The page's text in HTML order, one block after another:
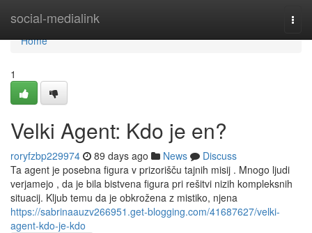
social-medialink
Home
Home
1
Velki Agent: Kdo je en?
roryfzbp229974 89 days ago News
Discuss
Ta agent je posebna figura v prizorišču tajnih misij . Mnogo ljudi
verjamejo , da je bila bistvena figura pri rešitvi nizih kompleksnih
situacij. Kljub temu da je obkrožena z mistiko, njena
https://sabrinaauzv266951.get-blogging.com/41687627/velki-
agent-kdo-je-kdo